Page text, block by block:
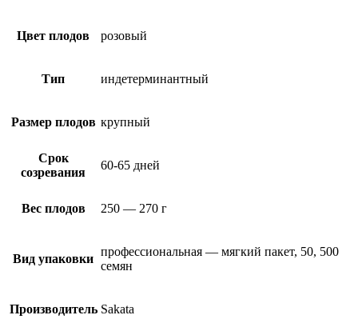
Цвет плодов розовый
Тип индетерминантный
Размер плодов крупный
Срок
созревания
60-65 дней
Вес плодов 250 — 270 г
Вид упаковки
профессиональная — мягкий пакет, 50, 500
семян
Производитель Sakata